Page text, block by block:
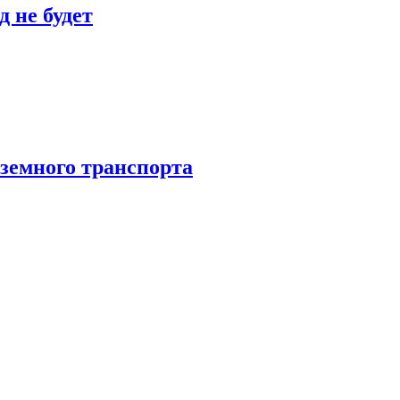
не будет
транспорта